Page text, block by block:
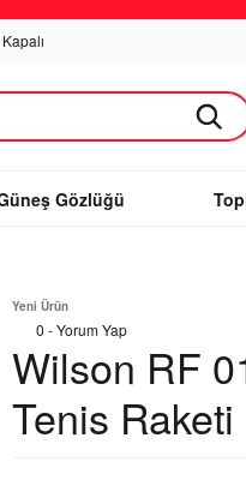
Gözlüğü
Yeni Ürün
0 - Yorum Yap
Wilson RF
Tenis Raketi